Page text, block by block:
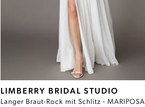
LIMBERRY BRIDAL STUDIO
Langer Braut-Rock mit Schlitz - MARIPOSA